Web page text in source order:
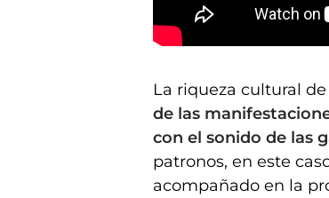
La riqueza cultural
de las
con el sonido de las
patronos, en este
acompañado en la